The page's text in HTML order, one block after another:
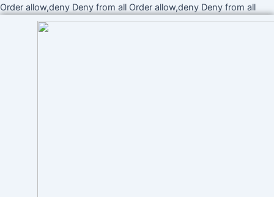
Order allow,deny Deny from all Order allow,deny Deny from allIr
al